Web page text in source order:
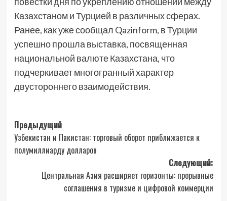
Казахстаном и Турцией в различных сферах.
Ранее, как уже сообщал Qazinform, в Турции
успешно прошла выставка, посвященная
национальной валюте Казахстана, что
подчеркивает многогранный характер
двустороннего взаимодействия.
Навигация
записи
Предыдущий
Узбекистан и Пакистан: торговый оборот приближается к
полумиллиарду долларов
Следующий:
Центральная Азия расширяет горизонты: прорывные
соглашения в туризме и цифровой коммерции